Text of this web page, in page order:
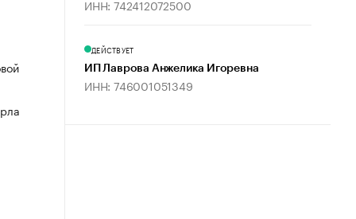
ИНН: 742412072500
ДЕЙСТВУЕТ
ИП Лаврова Анжелика Игоревна
ИНН: 746001051349